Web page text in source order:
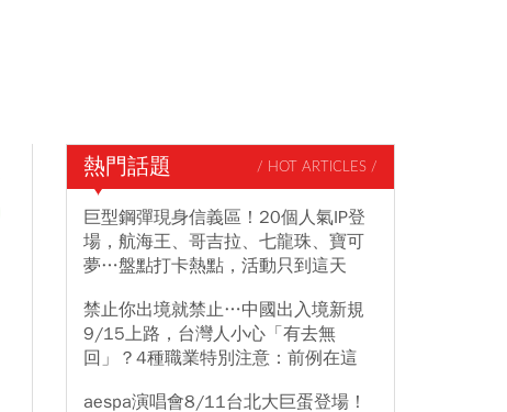
熱門話題 / HOT ARTICLES /
巨型鋼彈現身信義區！20個人氣IP登
場，航海王、哥吉拉、七龍珠、寶可
夢…盤點打卡熱點，活動只到這天
禁止你出境就禁止…中國出入境新規
9/15上路，台灣人小心「有去無
回」？4種職業特別注意：前例在這
aespa演唱會8/11台北大巨蛋登場！